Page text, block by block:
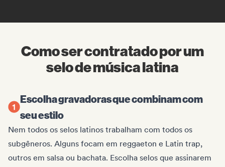
Como ser contratado por um
selo de música latina
Escolha gravadoras que combinam com
seu estilo
Nem todos os selos latinos trabalham com todos os
subgêneros. Alguns focam em reggaeton e Latin trap,
outros em salsa ou bachata. Escolha selos que assinarem